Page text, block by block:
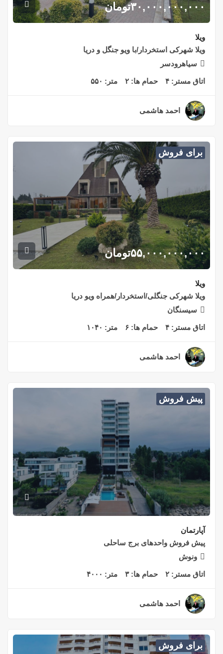
۳۰,۰۰۰,۰۰۰,۰۰۰تومان
ویلا
ویلا شهرکی استخردار/با ویو جنگل و دریا
سیاهرودسر
اتاق مستر: ۴ حمام ها: ۲ متر: ۵۵۰
احمد هاشمی
برای فروش
۵۵,۰۰۰,۰۰۰,۰۰۰تومان
ویلا
ویلا شهرکی جنگلی/استخردار/همراه ویو دریا
سیسنگان
اتاق مستر: ۴ حمام ها: ۶ متر: ۱۰۴۰
احمد هاشمی
پیش فروش
آپارتمان
پیش فروش واحدهای برج ساحلی
ونوش
اتاق مستر: ۲ حمام ها:۳ متر: ۴۰۰۰
احمد هاشمی
برای فروش